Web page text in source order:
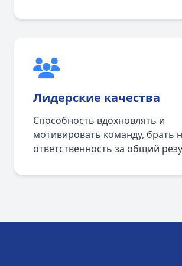
Лидерские качества
Способность вдохновлять и
мотивировать команду, брать
ответственность за общий